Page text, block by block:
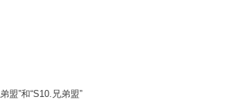
”和“S10.兄弟盟”